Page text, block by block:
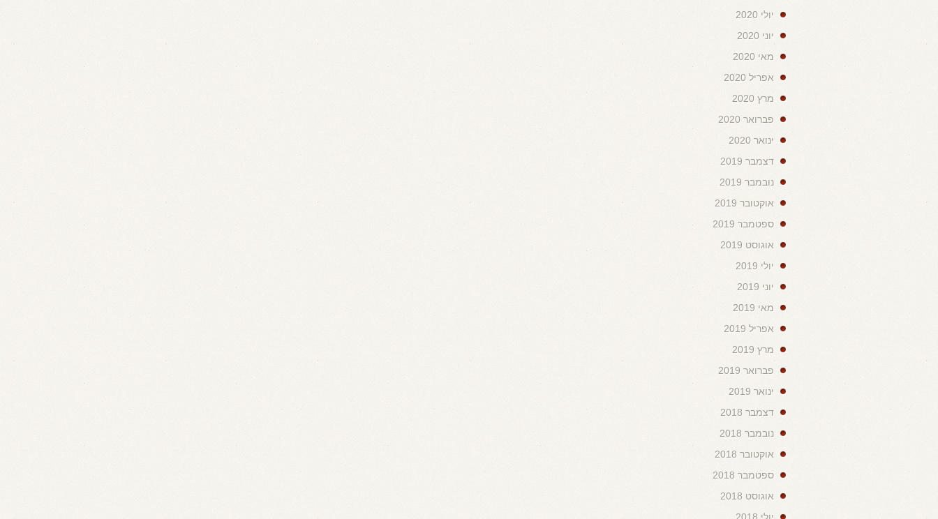
יולי 2020
יוני 2020
מאי 2020
אפריל 2020
מרץ 2020
פברואר 2020
ינואר 2020
דצמבר 2019
נובמבר 2019
אוקטובר 2019
ספטמבר 2019
אוגוסט 2019
יולי 2019
יוני 2019
מאי 2019
אפריל 2019
מרץ 2019
פברואר 2019
ינואר 2019
דצמבר 2018
נובמבר 2018
אוקטובר 2018
ספטמבר 2018
אוגוסט 2018